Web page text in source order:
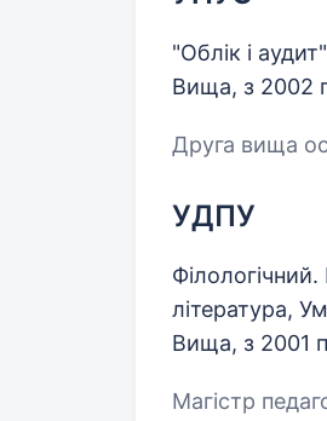
"Облік і
Вища, з 2002
Друга вища
УДПУ
література,
Вища, з 2001
Магістр